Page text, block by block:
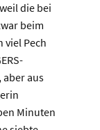
die bei
beim
viel Pech
aber aus
Minuten